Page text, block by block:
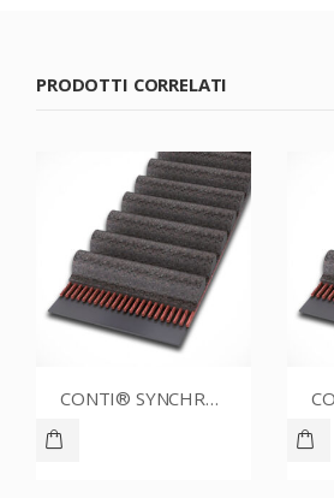
PRODOTTI CORRELATI
CONTI® SYNCHROBELT 88XL037